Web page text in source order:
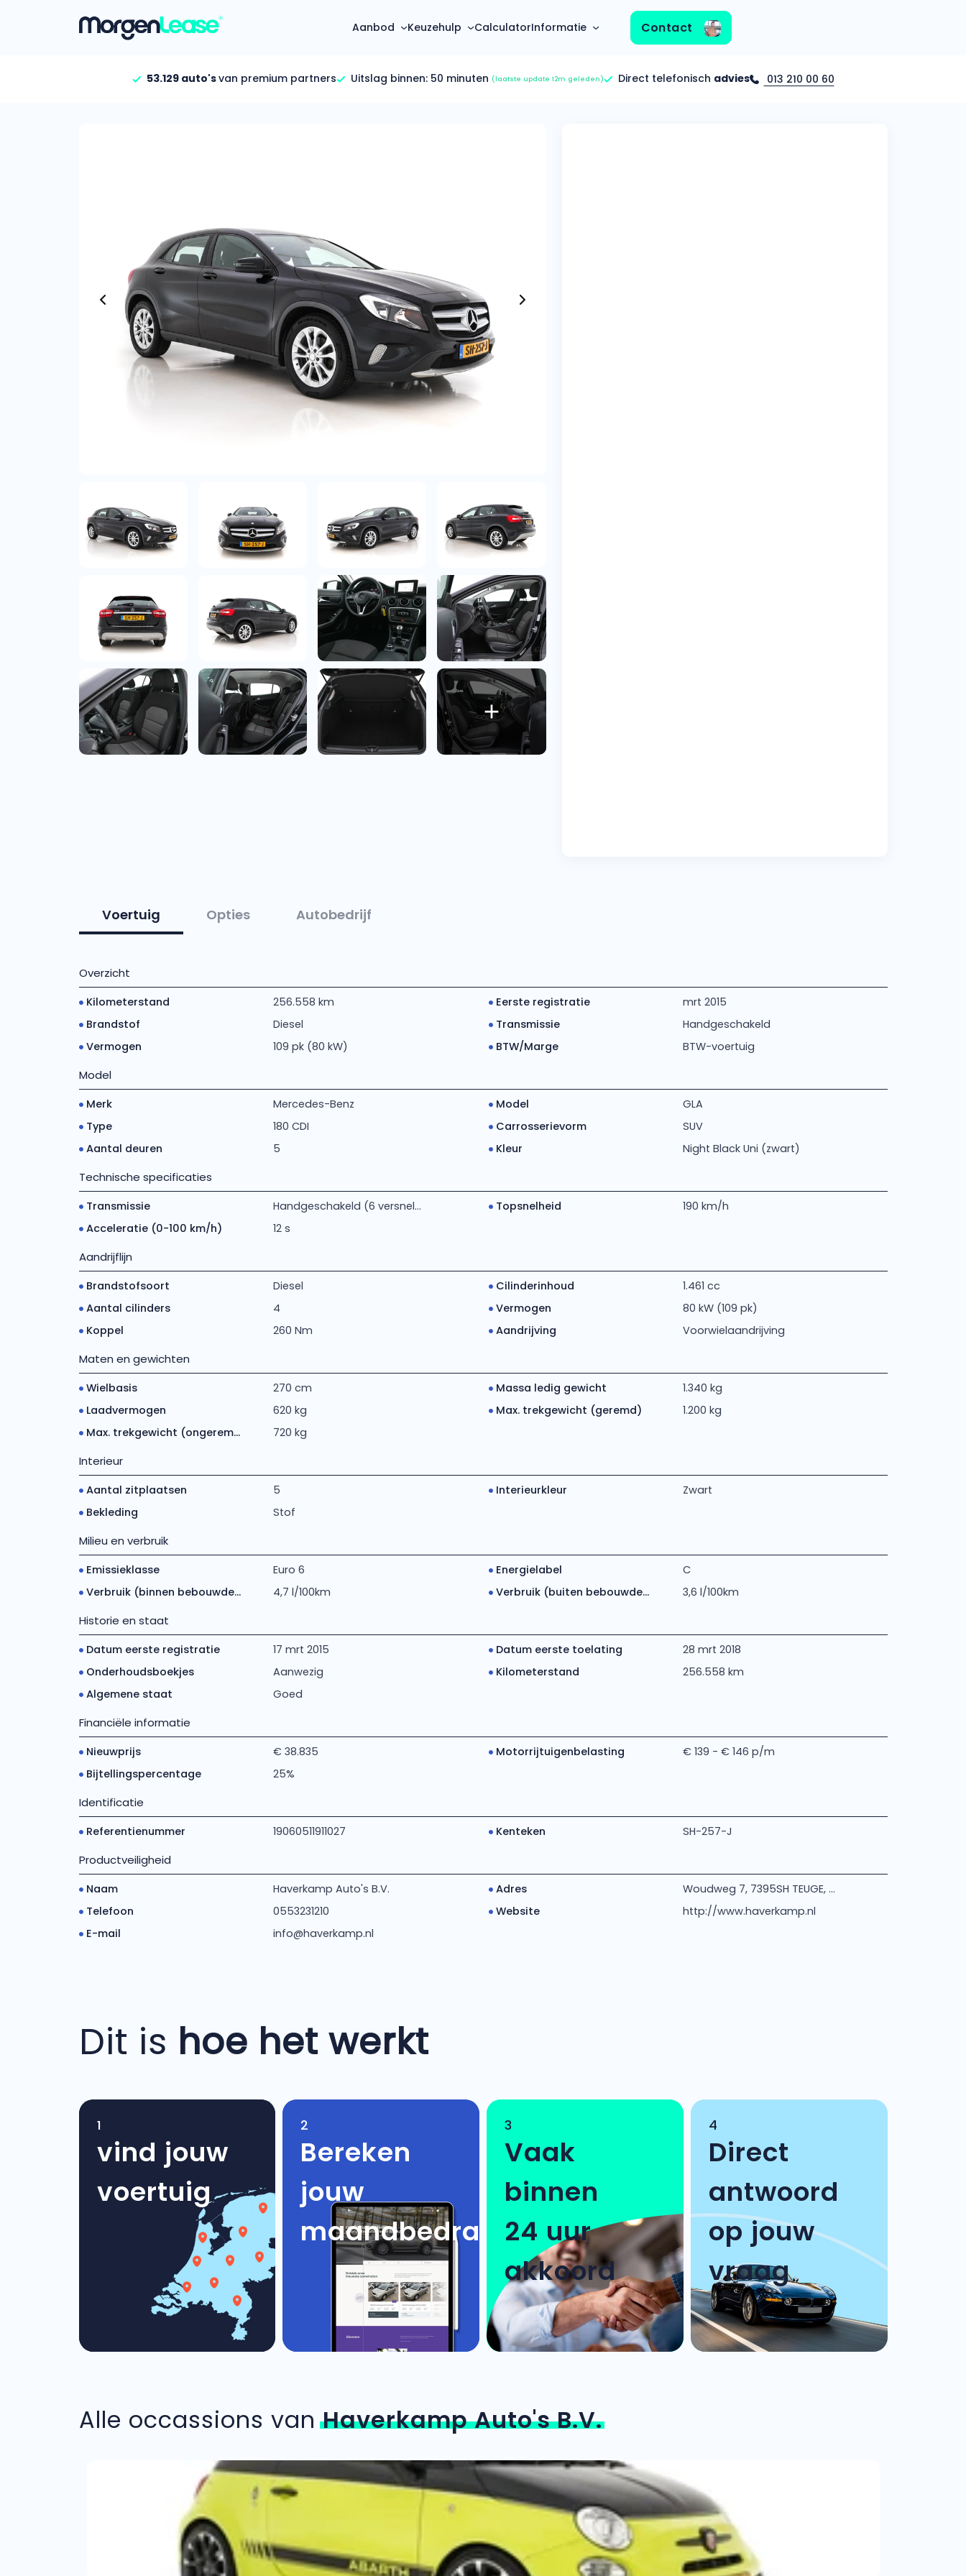
Aanbod
Hele aanbod
Bekijk alle stadsauto’s
EV’s/Hybrides
Bekijk alle electrische auto’s
Bedrijfswagens
Bekijk alle bedrijfswagens
Budgetwagens
Bekijk alle budgetwagens
Audi
(2000+ auto's)
BMW
(2000+ auto's)
Keuzehulp CalculatorInformatie Contact
53.129 auto'svan premium partners Uitslag binnen: 50 minuten (laatste update 12m geleden) Direct telefonisch advies 013 210 00 60
Voertuig Opties Autobedrijf
Overzicht
Kilometerstand 256.558 km Eerste registratie
mrt 2015
Brandstof
Diesel Transmissie
Handgeschakeld
Vermogen
109 pk (80 kW) BTW/Marge BTW-voertuig
Model
Merk Mercedes-Benz Model
GLA
Type
180 CDI Carrosserievorm
SUV
Aantal deuren
5 Kleur Night Black Uni (zwart)
Technische specificaties
Transmissie Handgeschakeld (6 versnel... Topsnelheid
190 km/h
Acceleratie (0-100 km/h)
12 s
Aandrijflijn
Brandstofsoort Diesel Cilinderinhoud
1.461 cc
Aantal cilinders
4 Vermogen
80 kW (109 pk)
Koppel
260 Nm Aandrijving Voorwielaandrijving
Maten en gewichten
Wielbasis 270 cm Massa ledig gewicht
1.340 kg
Laadvermogen
620 kg Max. trekgewicht (geremd)
1.200 kg
Max. trekgewicht (ongerem...
720 kg
Interieur
Aantal zitplaatsen 5 Interieurkleur
Zwart
Bekleding
Stof
Milieu en verbruik
Emissieklasse Euro 6 Energielabel
C
Verbruik (binnen bebouwde...
4,7 l/100km Verbruik (buiten bebouwde... 3,6 l/100km
Historie en staat
Datum eerste registratie 17 mrt 2015 Datum eerste toelating
28 mrt 2018
Onderhoudsboekjes
Aanwezig Kilometerstand
256.558 km
Algemene staat
Goed
Financiële informatie
Nieuwprijs € 38.835 Motorrijtuigenbelasting
€ 139 - € 146 p/m
Bijtellingspercentage
25%
Identificatie
Referentienummer 19060511911027 Kenteken SH-257-J
Productveiligheid
Naam Haverkamp Auto's B.V. Adres
Woudweg 7, 7395SH TEUGE, ...
Telefoon
0553231210 Website
http://www.haverkamp.nl
E-mail
info@haverkamp.nl
Dit is hoe het werkt
1
vind jouw
voertuig
2
Bereken
jouw
maandbedrag
3
Vaak
binnen
24 uur
akkoord
4
Direct
antwoord
op jouw
vraag
Alle occassions vanHaverkamp Auto's B.V.